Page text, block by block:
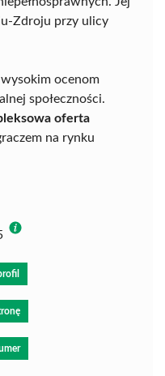
Zdroju przy ulicy
ocenom
społeczności.
oferta
na rynku